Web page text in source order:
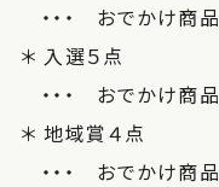
・・・ おでかけ
＊ 入選５点
・・・ おでかけ
＊ 地域賞４点
・・・ おでかけ